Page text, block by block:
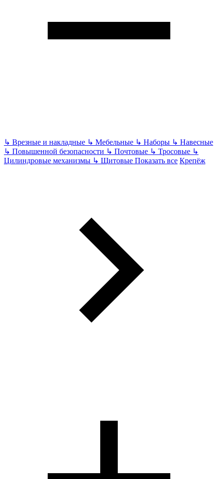
↳ Врезные и накладные ↳ Мебельные ↳ Наборы ↳ Навесные
↳ Повышенной безопасности ↳ Почтовые ↳ Тросовые ↳
Цилиндровые механизмы ↳ Щитовые Показать все Крепёж